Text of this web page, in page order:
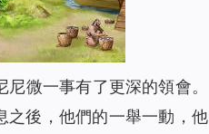
微一事有了更深的領會。
之後，他們的一舉一動，他